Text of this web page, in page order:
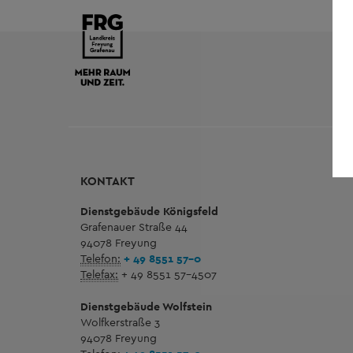
KONTAKT
Dienstgebäude Königsfeld
Grafenauer Straße 44
94078 Freyung
Telefon: + 49 8551 57-0
Telefax: + 49 8551 57-4507
Dienstgebäude Wolfstein
Wolfkerstraße 3
94078 Freyung